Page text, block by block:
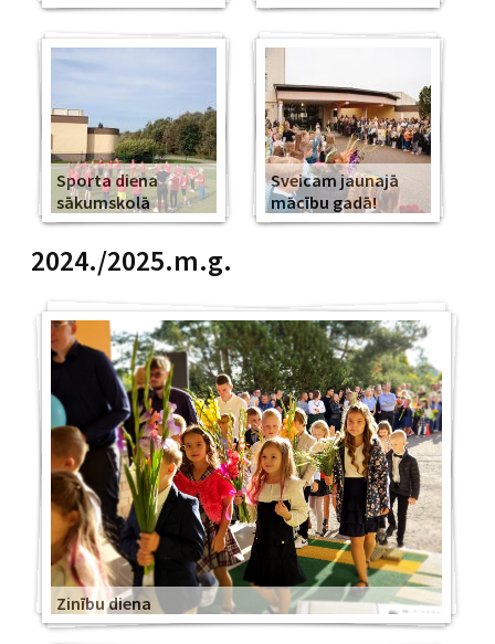
Sporta diena
sākumskolā
Sveicam jaunajā
mācību gadā!
2024./2025.m.g.
Zinību diena